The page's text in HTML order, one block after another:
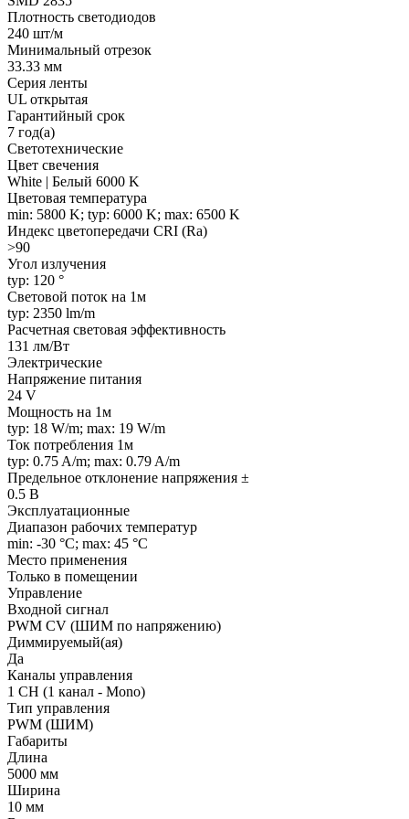
Плотность светодиодов
240 шт/м
Минимальный отрезок
33.33 мм
Серия ленты
UL открытая
Гарантийный срок
7 год(а)
Светотехнические
Цвет свечения
White | Белый 6000 K
Цветовая температура
min: 5800 K; typ: 6000 K; max: 6500 K
Индекс цветопередачи CRI (Ra)
>90
Угол излучения
typ: 120 °
Световой поток на 1м
typ: 2350 lm/m
Расчетная световая эффективность
131 лм/Вт
Электрические
Напряжение питания
24 V
Мощность на 1м
typ: 18 W/m; max: 19 W/m
Ток потребления 1м
typ: 0.75 A/m; max: 0.79 A/m
Предельное отклонение напряжения ±
0.5 В
Эксплуатационные
Диапазон рабочих температур
min: -30 °C; max: 45 °C
Место применения
Только в помещении
Управление
Входной сигнал
PWM СV (ШИМ по напряжению)
Диммируемый(ая)
Да
Каналы управления
1 CH (1 канал - Mono)
Тип управления
PWM (ШИМ)
Габариты
Длина
5000 мм
Ширина
10 мм